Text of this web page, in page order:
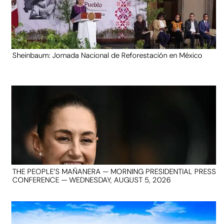
Sheinbaum: Jornada Nacional de Reforestación en México
THE PEOPLE’S MAÑANERA — MORNING PRESIDENTIAL PRESS
CONFERENCE — WEDNESDAY, AUGUST 5, 2026